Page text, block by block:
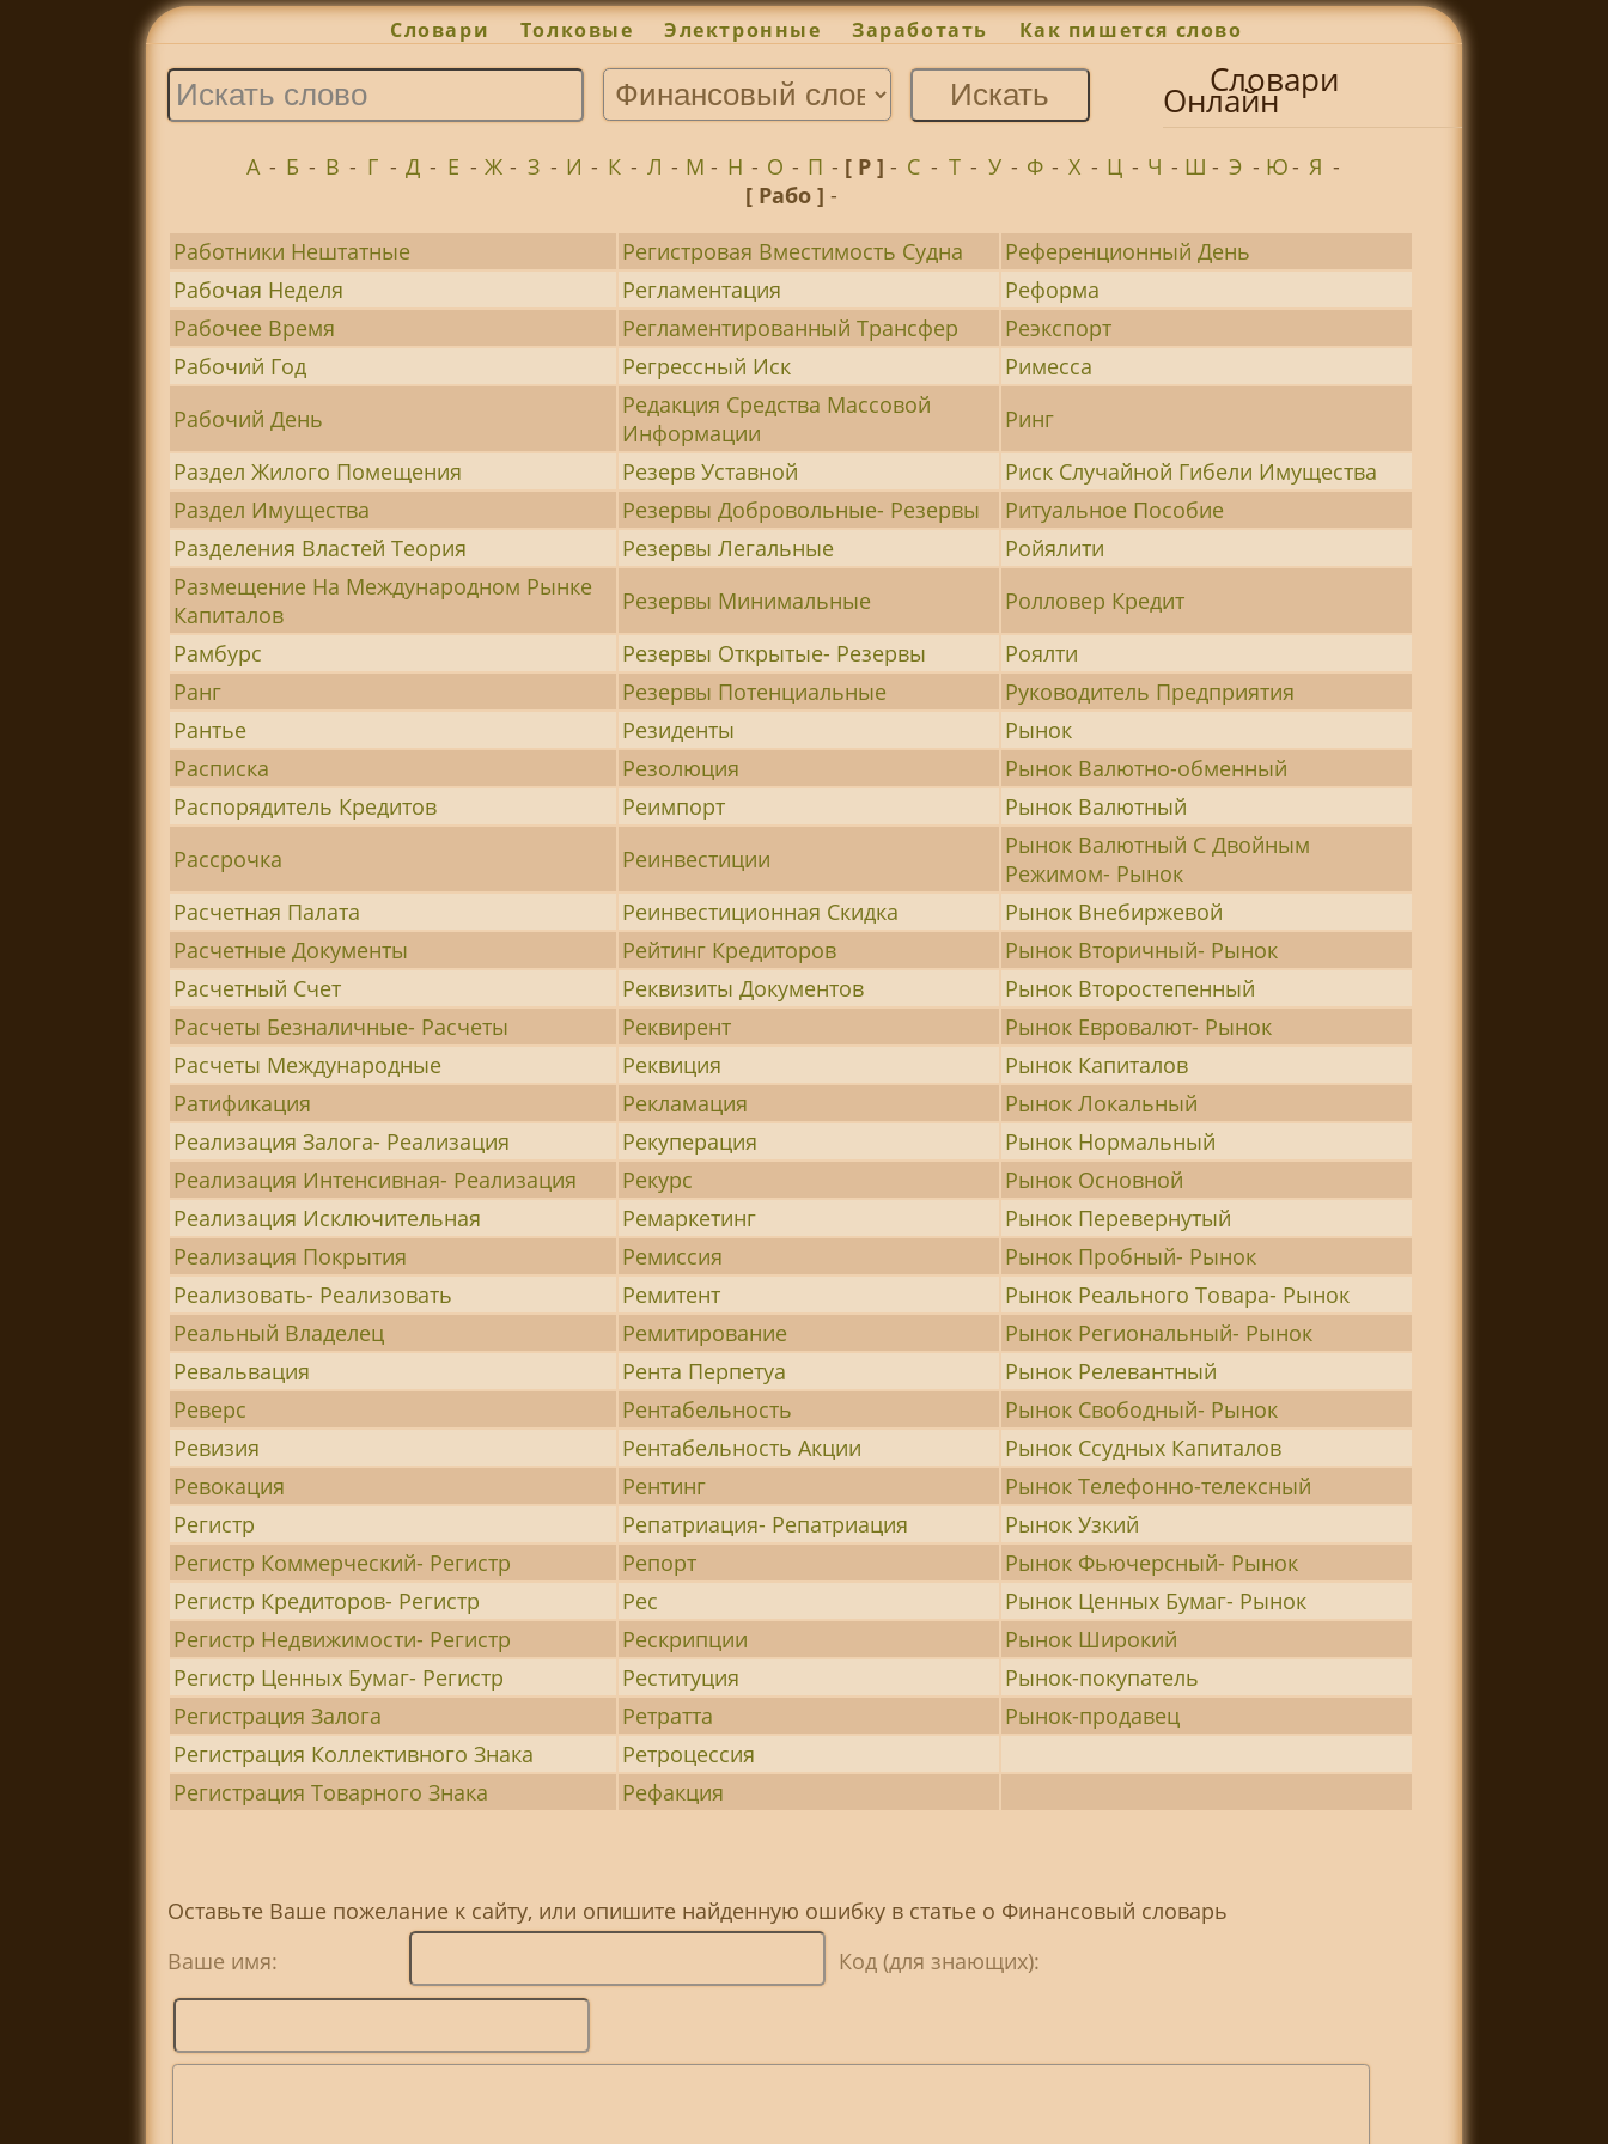
Словари Толковые Электронные Заработать Как пишется слово
Словари
Онлайн
А - Б - В - Г - Д - Е - Ж - З - И - К - Л - М - Н - О - П - [ Р ]- С - Т - У - Ф - Х - Ц - Ч - Ш - Э - Ю- Я -
[ Рабо ] -
Работники Нештатные
Регистровая Вместимость Судна
Референционный День
Рабочая Неделя
Регламентация
Реформа
Рабочее Время
Регламентированный Трансфер
Реэкспорт
Рабочий Год
Регрессный Иск
Римесса
Рабочий День
Редакция Средства Массовой
Информации
Ринг
Раздел Жилого Помещения
Резерв Уставной
Риск Случайной Гибели Имущества
Раздел Имущества
Резервы Добровольные- Резервы
Ритуальное Пособие
Разделения Властей Теория
Резервы Легальные
Ройялити
Размещение На Международном Рынке
Капиталов
Резервы Минимальные
Ролловер Кредит
Рамбурс
Резервы Открытые- Резервы
Роялти
Ранг
Резервы Потенциальные
Руководитель Предприятия
Рантье
Резиденты
Рынок
Расписка
Резолюция
Рынок Валютно-обменный
Распорядитель Кредитов
Реимпорт
Рынок Валютный
Рассрочка
Реинвестиции
Рынок Валютный С Двойным
Режимом- Рынок
Расчетная Палата
Реинвестиционная Скидка
Рынок Внебиржевой
Расчетные Документы
Рейтинг Кредиторов
Рынок Вторичный- Рынок
Расчетный Счет
Реквизиты Документов
Рынок Второстепенный
Расчеты Безналичные- Расчеты
Реквирент
Рынок Евровалют- Рынок
Расчеты Международные
Реквиция
Рынок Капиталов
Ратификация
Рекламация
Рынок Локальный
Реализация Залога- Реализация
Рекуперация
Рынок Нормальный
Реализация Интенсивная- Реализация
Рекурс
Рынок Основной
Реализация Исключительная
Ремаркетинг
Рынок Перевернутый
Реализация Покрытия
Ремиссия
Рынок Пробный- Рынок
Реализовать- Реализовать
Ремитент
Рынок Реального Товара- Рынок
Реальный Владелец
Ремитирование
Рынок Региональный- Рынок
Ревальвация
Рента Перпетуа
Рынок Релевантный
Реверс
Рентабельность
Рынок Свободный- Рынок
Ревизия
Рентабельность Акции
Рынок Ссудных Капиталов
Ревокация
Рентинг
Рынок Телефонно-телексный
Регистр
Репатриация- Репатриация
Рынок Узкий
Регистр Коммерческий- Регистр
Репорт
Рынок Фьючерсный- Рынок
Регистр Кредиторов- Регистр
Рес
Рынок Ценных Бумаг- Рынок
Регистр Недвижимости- Регистр
Рескрипции
Рынок Широкий
Регистр Ценных Бумаг- Регистр
Реституция
Рынок-покупатель
Регистрация Залога
Ретратта
Рынок-продавец
Регистрация Коллективного Знака
Ретроцессия
Регистрация Товарного Знака
Рефакция
Оставьте Ваше пожелание к сайту, или опишите найденную ошибку в статье о Финансовый словарь
Ваше имя:
Код (для знающих):